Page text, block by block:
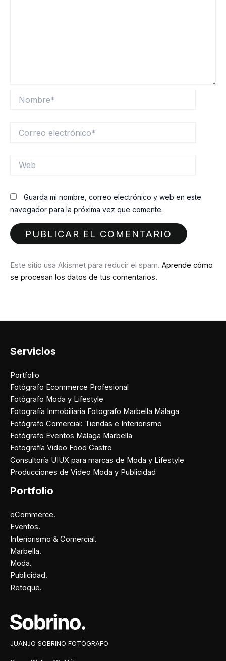
electrónico*
Guarda mi nombre, correo electrónico y web en este
navegador para la próxima vez que comente.
Este sitio usa Akismet para reducir el spam. Aprende cómo
se procesan los datos de tus comentarios.
Servicios
Portfolio
Fotógrafo Ecommerce Profesional
Fotógrafo Moda y Lifestyle
Fotografía Inmobiliaria Fotografo Marbella Málaga
Fotógrafo Comercial: Tiendas e Interiorismo
Fotógrafo Eventos Málaga Marbella
Fotografía Video Food Gastro
Consultoría UIUX para marcas de Moda y Lifestyle
Producciones de Video Moda y Publicidad
Portfolio
eCommerce.
Eventos.
Interiorismo & Comercial.
Marbella.
Moda.
Publicidad.
Retoque.
JUANJO SOBRINO FOTÓGRAFO